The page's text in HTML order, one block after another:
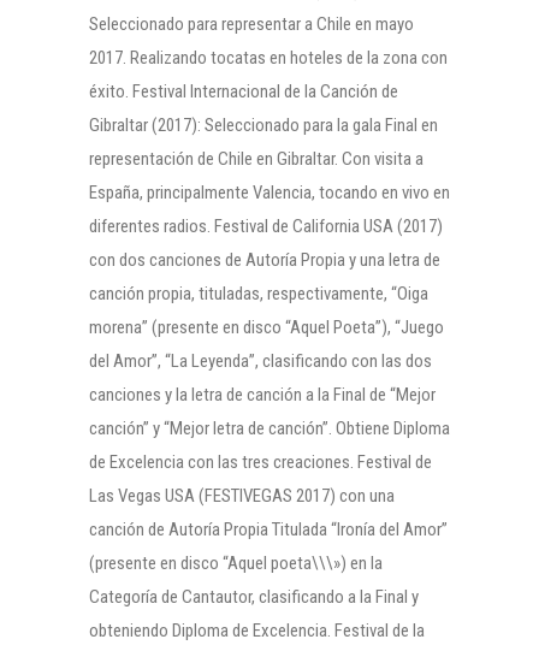
Seleccionado para representar a Chile en mayo
2017. Realizando tocatas en hoteles de la zona con
éxito. Festival Internacional de la Canción de
Gibraltar (2017): Seleccionado para la gala Final en
representación de Chile en Gibraltar. Con visita a
España, principalmente Valencia, tocando en vivo en
diferentes radios. Festival de California USA (2017)
con dos canciones de Autoría Propia y una letra de
canción propia, tituladas, respectivamente, “Oiga
morena” (presente en disco “Aquel Poeta”), “Juego
del Amor”, “La Leyenda”, clasificando con las dos
canciones y la letra de canción a la Final de “Mejor
canción” y “Mejor letra de canción”. Obtiene Diploma
de Excelencia con las tres creaciones. Festival de
Las Vegas USA (FESTIVEGAS 2017) con una
canción de Autoría Propia Titulada “Ironía del Amor”
(presente en disco “Aquel poeta\\\») en la
Categoría de Cantautor, clasificando a la Final y
obteniendo Diploma de Excelencia. Festival de la